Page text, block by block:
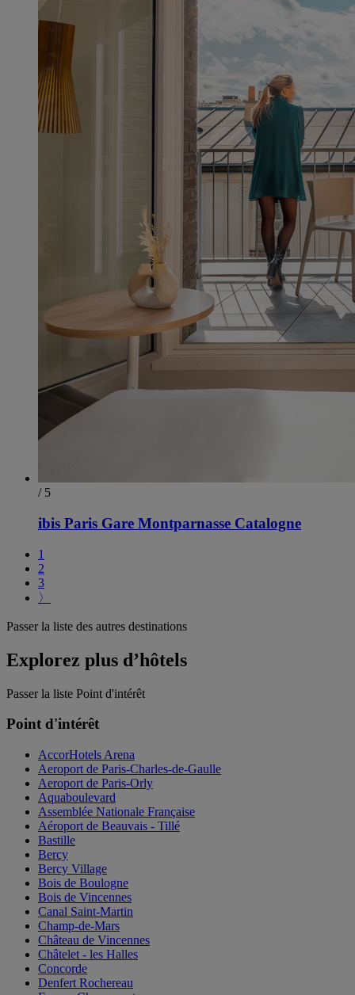
/ 5
ibis Paris Gare Montparnasse Catalogne
1
2
3
〉
Passer la liste des autres destinations
Explorez plus d’hôtels
Passer la liste Point d'intérêt
Point d'intérêt
AccorHotels Arena
Aeroport de Paris-Charles-de-Gaulle
Aeroport de Paris-Orly
Aquaboulevard
Assemblée Nationale Française
Aéroport de Beauvais - Tillé
Bastille
Bercy
Bercy Village
Bois de Boulogne
Bois de Vincennes
Canal Saint-Martin
Champ-de-Mars
Château de Vincennes
Châtelet - les Halles
Concorde
Denfert Rochereau